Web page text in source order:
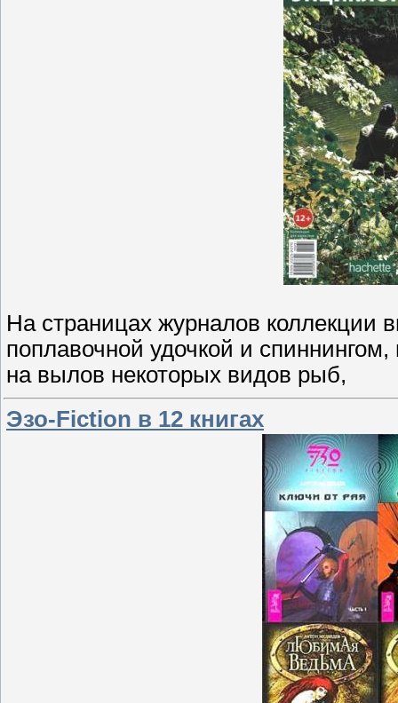
На страницах журналов коллекции
поплавочной удочкой и
на вылов некоторых видов рыб,
Эзо-Fiction в 12 книгах